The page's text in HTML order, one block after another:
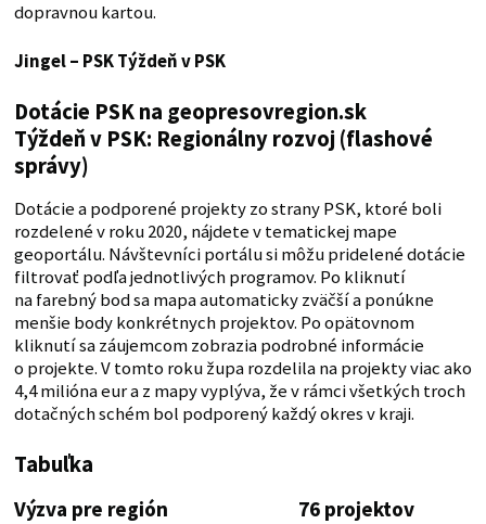
dopravnou kartou.
Jingel – PSK Týždeň v PSK
Dotácie PSK na geopresovregion.sk
Týždeň v PSK: Regionálny rozvoj (flashové
správy)
Dotácie a podporené projekty zo strany PSK, ktoré boli
rozdelené v roku 2020, nájdete v tematickej mape
geoportálu. Návštevníci portálu si môžu pridelené dotácie
filtrovať podľa jednotlivých programov. Po kliknutí
na farebný bod sa mapa automaticky zväčší a ponúkne
menšie body konkrétnych projektov. Po opätovnom
kliknutí sa záujemcom zobrazia podrobné informácie
o projekte. V tomto roku župa rozdelila na projekty viac ako
4,4 milióna eur a z mapy vyplýva, že v rámci všetkých troch
dotačných schém bol podporený každý okres v kraji.
Tabuľka
Výzva pre región 76 projektov